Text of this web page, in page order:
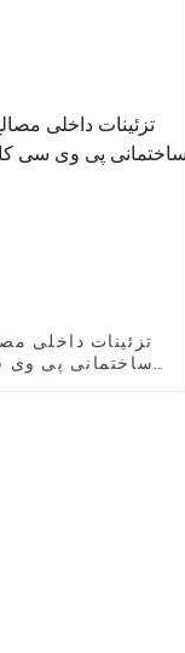
تزئینات داخلی
ساختمانی پی